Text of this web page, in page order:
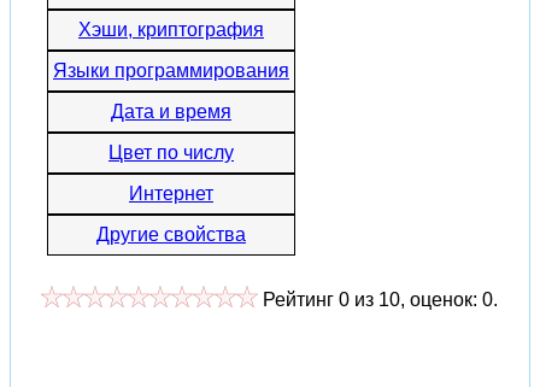
Хэши, криптография
Языки программирования
Дата и время
Цвет по числу
Интернет
Другие свойства
Рейтинг 0 из 10, оценок: 0.